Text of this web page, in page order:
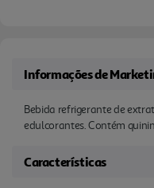
Informações de
Bebida refrigerante de
edulcorantes. Contém
Características